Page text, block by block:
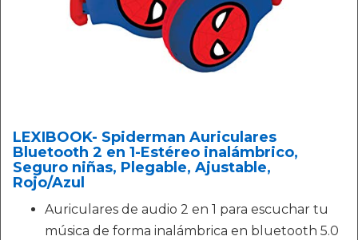
LEXIBOOK- Spiderman Auriculares
Bluetooth 2 en 1-Estéreo inalámbrico,
Seguro niñas, Plegable, Ajustable,
Rojo/Azul
Auriculares de audio 2 en 1 para escuchar tu
música de forma inalámbrica en bluetooth 5.0